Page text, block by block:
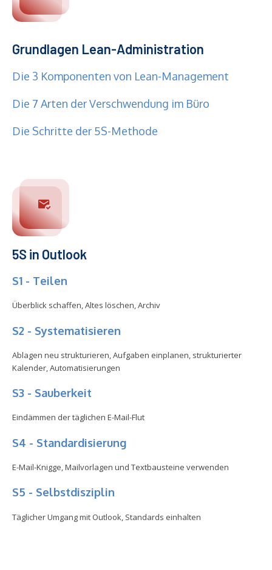
Grundlagen Lean-Administration
Die 3 Komponenten von Lean-Management
Die 7 Arten der Verschwendung im Büro
Die Schritte der 5S-Methode
5S in Outlook
S1 - Teilen
Überblick schaffen, Altes löschen, Archiv
S2 - Systematisieren
Ablagen neu strukturieren, Aufgaben einplanen, strukturierter
Kalender, Automatisierungen
S3 - Sauberkeit
Eindämmen der täglichen E-Mail-Flut
S4 - Standardisierung
E-Mail-Knigge, Mailvorlagen und Textbausteine verwenden
S5 - Selbstdisziplin
Täglicher Umgang mit Outlook, Standards einhalten